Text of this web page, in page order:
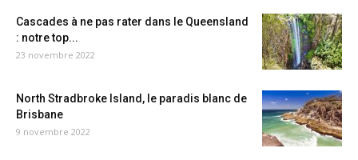
Cascades à ne pas rater dans le Queensland
: notre top...
23 novembre 2022
North Stradbroke Island, le paradis blanc de
Brisbane
9 novembre 2022